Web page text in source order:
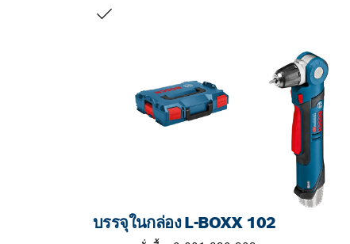
บรรจุในกล่อง L-BOXX 102